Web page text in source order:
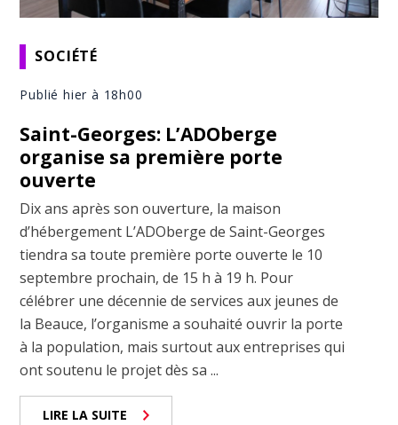
SOCIÉTÉ
Publié hier à 18h00
Saint-Georges: L’ADOberge
organise sa première porte
ouverte
Dix ans après son ouverture, la maison
d’hébergement L’ADOberge de Saint-Georges
tiendra sa toute première porte ouverte le 10
septembre prochain, de 15 h à 19 h. Pour
célébrer une décennie de services aux jeunes de
la Beauce, l’organisme a souhaité ouvrir la porte
à la population, mais surtout aux entreprises qui
ont soutenu le projet dès sa ...
LIRE LA SUITE